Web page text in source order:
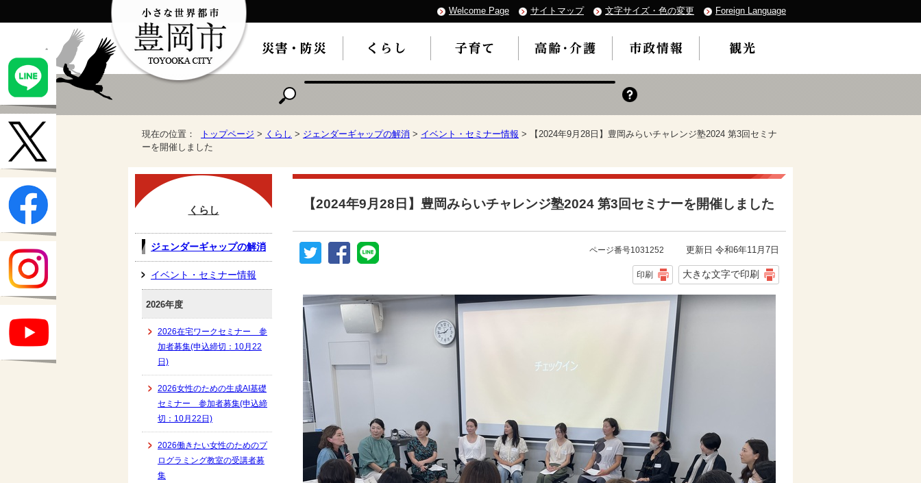
Welcome Page サイトマップ 文字サイズ・色の変更 Foreign Language
現在の位置： トップページ > くらし > ジェンダーギャップの解消 > イベント・セミナー情報 > 【2024年9月28日】豊岡みらいチャレンジ塾2024 第3回セミナ
ーを開催しました
【2024年9月28日】豊岡みらいチャレンジ塾2024 第3回セミナーを開催しました
ページ番号1031252 更新日 令和6年11月7日
印刷 大きな文字で印刷
くらし
ジェンダーギャップの解消
イベント・セミナー情報
2026年度
2026在宅ワークセミナー 参
加者募集(申込締切：10月22
日)
2026女性のための生成AI基礎
セミナー 参加者募集(申込締
切：10月22日)
2026働きたい女性のためのプ
ログラミング教室の受講者募
集